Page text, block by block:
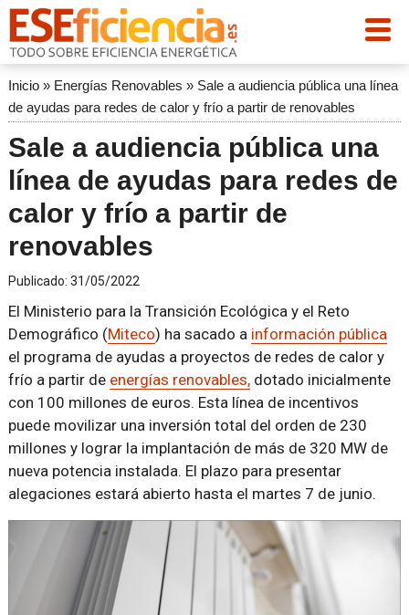
Inicio» Energías Renovables » Sale a audiencia pública una línea
de ayudas para redes de calor y frío a partir de renovables
Sale a audiencia pública una
línea de ayudas para redes de
calor y frío a partir de
renovables
Publicado: 31/05/2022
El Ministerio para la Transición Ecológica y el Reto
Demográfico (Miteco) ha sacado a información pública
el programa de ayudas a proyectos de redes de calor y
frío a partir de energías renovables,dotado inicialmente
con 100 millones de euros. Esta línea de incentivos
puede movilizar una inversión total del orden de 230
millones y lograr la implantación de más de 320 MW de
nueva potencia instalada. El plazo para presentar
alegaciones estará abierto hasta el martes 7 de junio.